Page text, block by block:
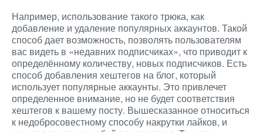
Например, использование такого трюка, как
добавление и удаление популярных аккаунтов. Такой
способ дает возможность, позволять пользователям
вас видеть в «недавних подписчиках», что приводит к
определённому количеству, новых подписчиков. Есть
способ добавления хештегов на блог, который
использует популярные аккаунты. Это привлечет
определенное внимание, но не будет соответствия
хештегов к вашему посту. Вышесказанное относиться
к недобросовестному способу накрутки лайков, и